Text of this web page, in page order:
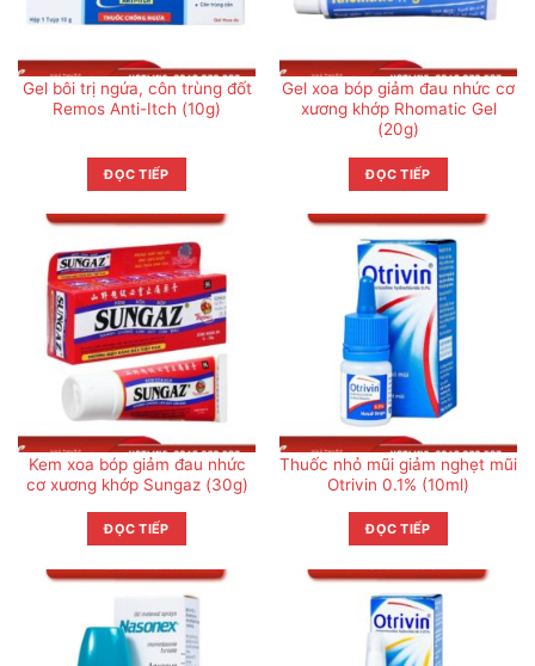
Gel bôi trị ngứa, côn trùng đốt
Remos Anti-Itch (10g)
ĐỌC TIẾP
Gel xoa bóp giảm đau nhức cơ
xương khớp Rhomatic Gel
(20g)
ĐỌC TIẾP
Kem xoa bóp giảm đau nhức
cơ xương khớp Sungaz (30g)
ĐỌC TIẾP
Thuốc nhỏ mũi giảm nghẹt mũi
Otrivin 0.1% (10ml)
ĐỌC TIẾP